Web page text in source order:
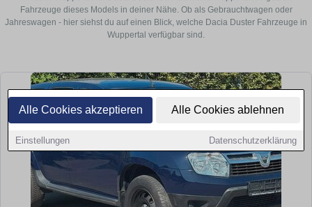
Alle Cookies akzeptieren Alle Cookies ablehnen
Einstellungen Datenschutzerklärung
Fahrzeuge dieses Models in deiner Nähe. Ob als Gebrauchtwagen oder
Jahreswagen - hier siehst du auf einen Blick, welche Dacia Duster Fahrzeuge in
Wuppertal verfügbar sind.